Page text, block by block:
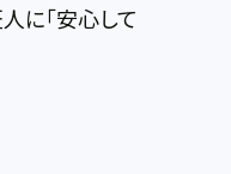
に「安心して